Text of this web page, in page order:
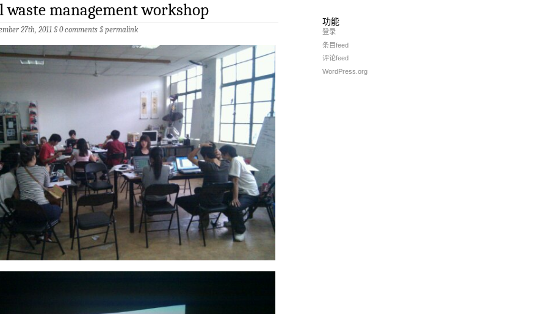
waste management workshop
27th, 2011 §0 comments §permalink
功能
登录
条目feed
评论feed
WordPress.org